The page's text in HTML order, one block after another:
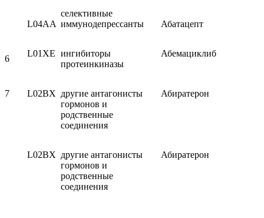
L04AA
селективные
иммунодепрессанты
Абатацепт
6
L01XE ингибиторы
протеинкиназы
Абемациклиб
7 L02BX другие антагонисты
гормонов и
родственные
соединения
Абиратерон
L02BX другие антагонисты
гормонов и
родственные
соединения
Абиратерон